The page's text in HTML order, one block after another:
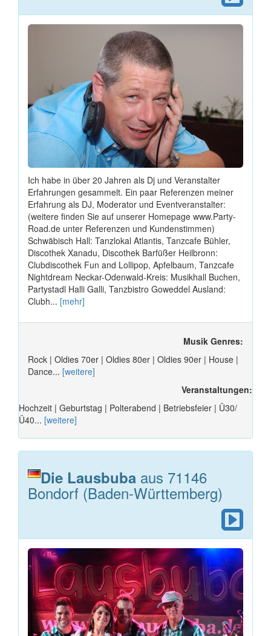
Ich habe in über 20 Jahren als Dj und Veranstalter
Erfahrungen gesammelt. Ein paar Referenzen meiner
Erfahrung als DJ, Moderator und Eventveranstalter:
(weitere finden Sie auf unserer Homepage www.Party-
Road.de unter Referenzen und Kundenstimmen)
Schwäbisch Hall: Tanzlokal Atlantis, Tanzcafe Bühler,
Discothek Xanadu, Discothek Barfüßer Heilbronn:
Clubdiscothek Fun and Lollipop, Apfelbaum, Tanzcafe
Nightdream Neckar-Odenwald-Kreis: Musikhall Buchen,
Partystadl Halli Galli, Tanzbistro Goweddel Ausland:
Clubh... [mehr]
Musik Genres:
Rock | Oldies 70er | Oldies 80er | Oldies 90er | House |
Dance... [weitere]
Veranstaltungen:
Hochzeit | Geburtstag | Polterabend | Betriebsfeier | Ü30/
Ü40... [weitere]
Die Lausbuba aus 71146
Bondorf (Baden-Württemberg)